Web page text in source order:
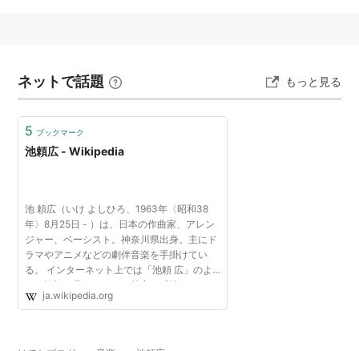
ネットで話題 もっと見る
5 ブックマーク
池頼広 - Wikipedia
池 頼広（いけ よしひろ、1963年〈昭和38
年〉8月25日 - ）は、日本の作曲家、アレン
ジャー、ベーシスト。神奈川県出身。主にド
ラマやアニメなどの劇伴音楽を手掛けてい
る。 インターネット上では「池頼 広」のよ
うな誤記が見られるが、苗字は「池」。また
作品によっては「いけよしひろ」名義を使用
ja.wikipedia.org